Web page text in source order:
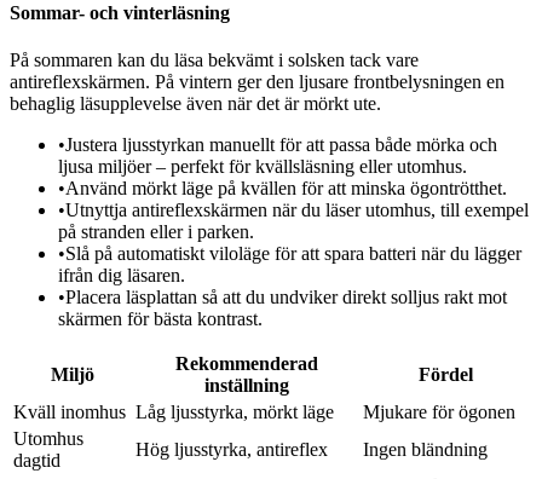
Sommar- och vinterläsning
På sommaren kan du läsa bekvämt i solsken tack vare
antireflexskärmen. På vintern ger den ljusare frontbelysningen en
behaglig läsupplevelse även när det är mörkt ute.
•Justera ljusstyrkan manuellt för att passa både mörka och
ljusa miljöer – perfekt för kvällsläsning eller utomhus.
•Använd mörkt läge på kvällen för att minska ögontrötthet.
•Utnyttja antireflexskärmen när du läser utomhus, till exempel
på stranden eller i parken.
•Slå på automatiskt viloläge för att spara batteri när du lägger
ifrån dig läsaren.
•Placera läsplattan så att du undviker direkt solljus rakt mot
skärmen för bästa kontrast.
Miljö
Rekommenderad
inställning
Fördel
Kväll inomhus Låg ljusstyrka, mörkt läge
Mjukare för ögonen
Utomhus
dagtid
Hög ljusstyrka, antireflex Ingen bländning